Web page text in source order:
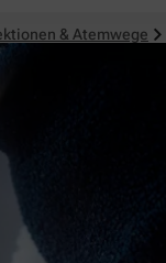
& Atemwege